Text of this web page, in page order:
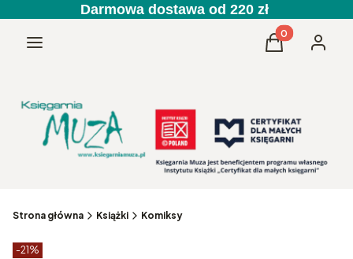
Darmowa dostawa od 220 zł
Menu Produkty w
Koszyk
Strona główna Książki Komiksy
Etykiety produktu
-21%